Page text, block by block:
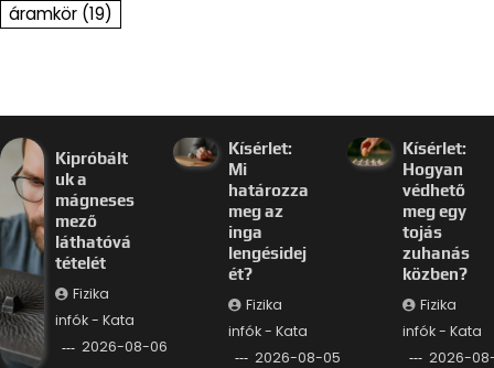
áramkör (19)
Kipróbált
uk a
mágneses
mező
láthatóvá
tételét
Fizika
infók - Kata
2026-08-06
Kísérlet:
Mi
határozza
meg az
inga
lengésidej
ét?
Fizika
infók - Kata
2026-08-05
Kísérlet:
Hogyan
védhető
meg egy
tojás
zuhanás
közben?
Fizika
infók - Kata
2026-